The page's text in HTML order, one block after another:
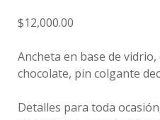
$12,000.00
Ancheta en base de
chocolate, pin colgante
Detalles para toda